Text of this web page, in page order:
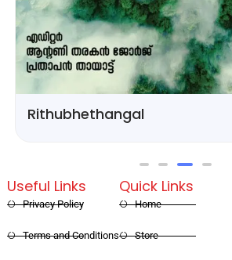
Rithubhethangal
Quick Links
Home
Store
Useful Links
Privacy Policy
Terms and Conditions